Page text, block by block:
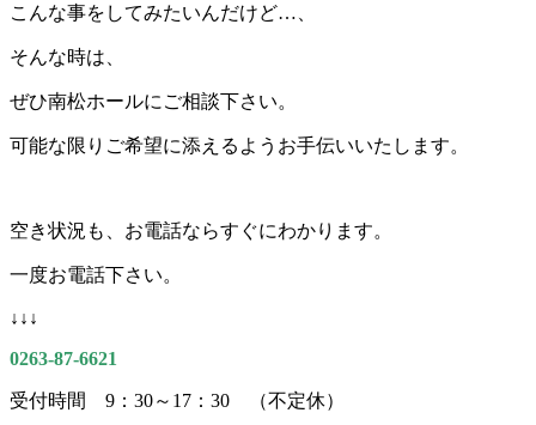
こんな事をしてみたいんだけど…、
そんな時は、
ぜひ南松ホールにご相談下さい。
可能な限りご希望に添えるようお手伝いいたします。
空き状況も、お電話ならすぐにわかります。
一度お電話下さい。
↓↓↓
0263-87-6621
受付時間 9：30～17：30 （不定休）